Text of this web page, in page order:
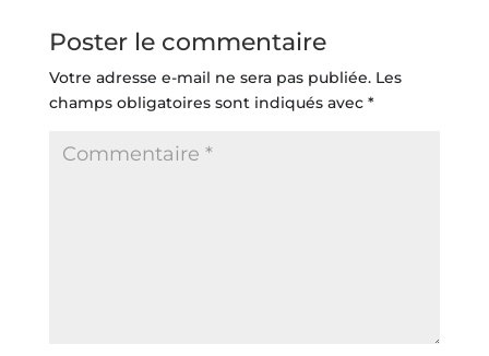
Poster le commentaire
Votre adresse e-mail ne sera pas publiée. Les
champs obligatoires sont indiqués avec *